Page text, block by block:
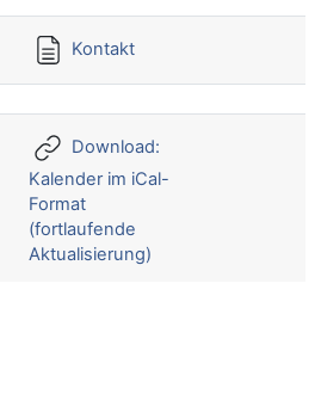
Kontakt
Download:
Kalender im iCal-
Format
(fortlaufende
Aktualisierung)